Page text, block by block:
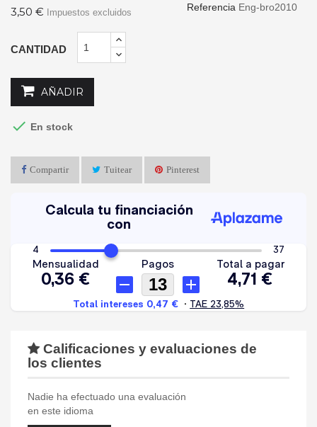
Referencia Eng-bro2010
3,50 € Impuestos excluidos
CANTIDAD
AÑADIR
 En stock
Compartir Tuitear Pinterest
Calificaciones y evaluaciones de
los clientes
Nadie ha efectuado una evaluación
en este idioma